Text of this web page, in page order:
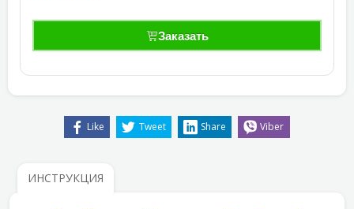
Заказать
Like Tweet Share Viber
ИНСТРУКЦИЯ